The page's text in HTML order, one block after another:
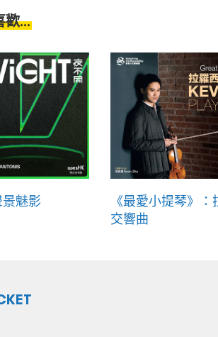
歡...
魅影
《最愛小提琴》：
交響曲